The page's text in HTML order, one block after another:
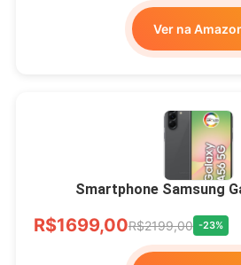
Ver na
Smartphone Samsung
R$1699,00R$2199,00 -23%